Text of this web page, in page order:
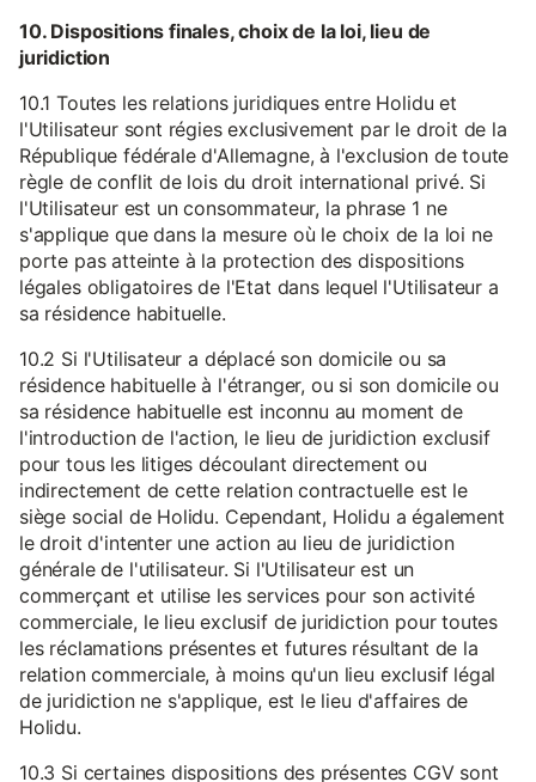
10. Dispositions finales, choix de la loi, lieu de
juridiction
10.1 Toutes les relations juridiques entre Holidu et
l'Utilisateur sont régies exclusivement par le droit de la
République fédérale d'Allemagne, à l'exclusion de toute
règle de conflit de lois du droit international privé. Si
l'Utilisateur est un consommateur, la phrase 1 ne
s'applique que dans la mesure où le choix de la loi ne
porte pas atteinte à la protection des dispositions
légales obligatoires de l'Etat dans lequel l'Utilisateur a
sa résidence habituelle.
10.2 Si l'Utilisateur a déplacé son domicile ou sa
résidence habituelle à l'étranger, ou si son domicile ou
sa résidence habituelle est inconnu au moment de
l'introduction de l'action, le lieu de juridiction exclusif
pour tous les litiges découlant directement ou
indirectement de cette relation contractuelle est le
siège social de Holidu. Cependant, Holidu a également
le droit d'intenter une action au lieu de juridiction
générale de l'utilisateur. Si l'Utilisateur est un
commerçant et utilise les services pour son activité
commerciale, le lieu exclusif de juridiction pour toutes
les réclamations présentes et futures résultant de la
relation commerciale, à moins qu'un lieu exclusif légal
de juridiction ne s'applique, est le lieu d'affaires de
Holidu.
10.3 Si certaines dispositions des présentes CGV sont